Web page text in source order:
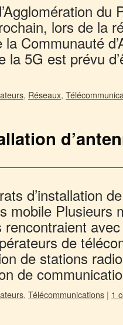
du
lors de la
Communauté
la 5G est prévu
, Réseaux,
d’installation
mobile Plusieurs
rencontraient
de
de stations
de
, Télécommunications | 1